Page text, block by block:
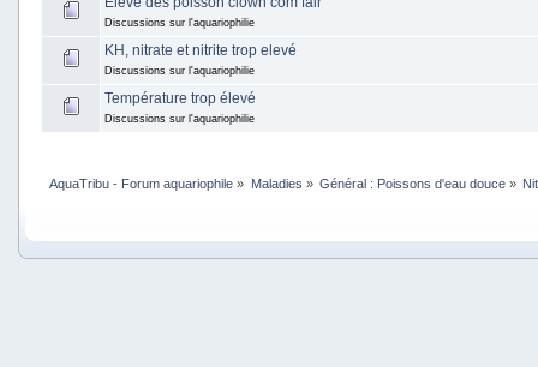
Discussions sur l'aquariophilie
KH, nitrate et nitrite trop elevé
Discussions sur l'aquariophilie
Température trop élevé
Discussions sur l'aquariophilie
AquaTribu - Forum aquariophile » Maladies » Général : Poissons d'eau douce»